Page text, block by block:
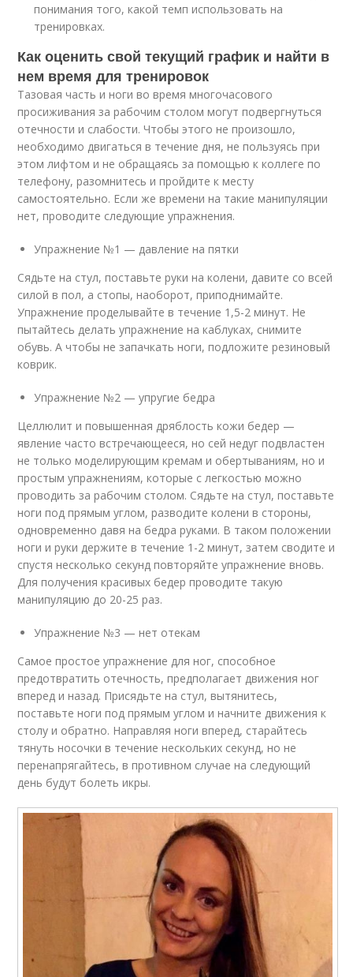
понимания того, какой темп использовать на
тренировках.
Как оценить свой текущий график и найти в
нем время для тренировок
Тазовая часть и ноги во время многочасового
просиживания за рабочим столом могут подвергнуться
отечности и слабости. Чтобы этого не произошло,
необходимо двигаться в течение дня, не пользуясь при
этом лифтом и не обращаясь за помощью к коллеге по
телефону, разомнитесь и пройдите к месту
самостоятельно. Если же времени на такие манипуляции
нет, проводите следующие упражнения.
Упражнение №1 — давление на пятки
Сядьте на стул, поставьте руки на колени, давите со всей
силой в пол, а стопы, наоборот, приподнимайте.
Упражнение проделывайте в течение 1,5-2 минут. Не
пытайтесь делать упражнение на каблуках, снимите
обувь. А чтобы не запачкать ноги, подложите резиновый
коврик.
Упражнение №2 — упругие бедра
Целлюлит и повышенная дряблость кожи бедер —
явление часто встречающееся, но сей недуг подвластен
не только моделирующим кремам и обертываниям, но и
простым упражнениям, которые с легкостью можно
проводить за рабочим столом. Сядьте на стул, поставьте
ноги под прямым углом, разводите колени в стороны,
одновременно давя на бедра руками. В таком положении
ноги и руки держите в течение 1-2 минут, затем сводите и
спустя несколько секунд повторяйте упражнение вновь.
Для получения красивых бедер проводите такую
манипуляцию до 20-25 раз.
Упражнение №3 — нет отекам
Самое простое упражнение для ног, способное
предотвратить отечность, предполагает движения ног
вперед и назад. Присядьте на стул, вытянитесь,
поставьте ноги под прямым углом и начните движения к
столу и обратно. Направляя ноги вперед, старайтесь
тянуть носочки в течение нескольких секунд, но не
перенапрягайтесь, в противном случае на следующий
день будут болеть икры.